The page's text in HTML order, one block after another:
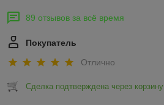
89 отзывов за всё время
Покупатель
Отлично
Сделка подтверждена через корзину